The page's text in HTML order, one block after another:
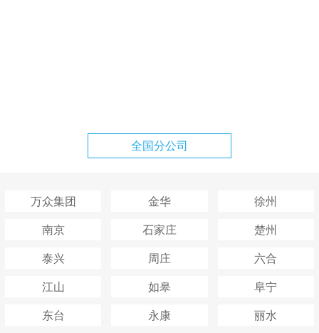
全国分公司
万众集团 金华
徐州
南京
石家庄
楚州
泰兴
周庄
六合
江山
如皋
阜宁
东台
永康
丽水